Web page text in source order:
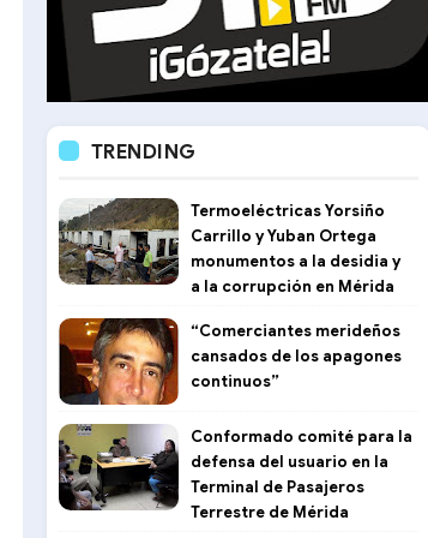
TRENDING
Termoeléctricas Yorsiño
Carrillo y Yuban Ortega
monumentos a la desidia y
a la corrupción en Mérida
“Comerciantes merideños
cansados de los apagones
continuos”
Conformado comité para la
defensa del usuario en la
Terminal de Pasajeros
Terrestre de Mérida